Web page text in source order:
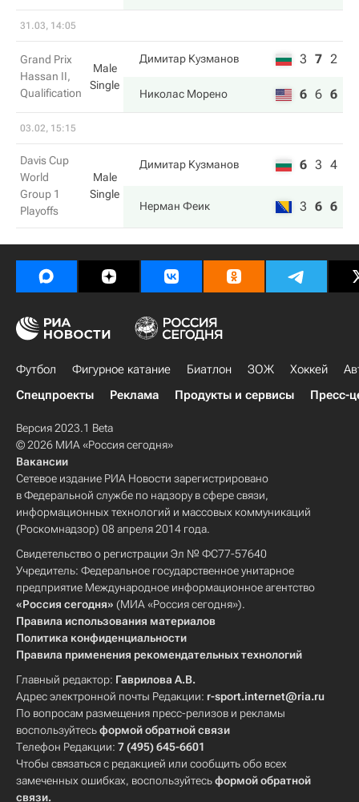
31.03, 14:05
Grand Prix
Hassan II,
Qualification
Male
Single
Димитар Кузманов 3 7 2
Николас Морено 6 6 6
03.02, 15:15
Davis Cup
World
Group 1
Playoffs
Male
Single
Димитар Кузманов 6 3 4
Нерман Феик 3 6 6
Футбол Фигурное катание Биатлон ЗОЖ Хоккей
Спецпроекты
Реклама Продукты и сервисы Пресс-
Версия 2023.1 Beta
© 2026 МИА «Россия сегодня»
Вакансии
Сетевое издание РИА Новости зарегистрировано
в Федеральной службе по надзору в сфере связи,
информационных технологий и массовых коммуникаций
(Роскомнадзор) 08 апреля 2014 года.
Свидетельство о регистрации Эл № ФС77-57640
Учредитель: Федеральное государственное унитарное
предприятие Международное информационное агентство
«Россия сегодня» (МИА «Россия сегодня»).
Правила использования материалов
Политика конфиденциальности
Правила применения рекомендательных технологий
Главный редактор: Гаврилова А.В.
Адрес электронной почты Редакции: r-sport.internet@ria.ru
По вопросам размещения пресс-релизов и рекламы
воспользуйтесьформой обратной связи
Телефон Редакции: 7 (495) 645-6601
Чтобы связаться с редакцией или сообщить обо всех
замеченных ошибках, воспользуйтесьформой обратной
связи.